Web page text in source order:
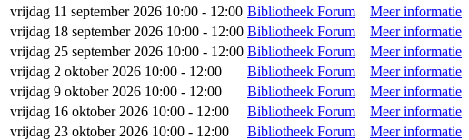
vrijdag 11 september 2026 10:00 - 12:00 Bibliotheek Forum
Meer informatie
vrijdag 18 september 2026 10:00 - 12:00 Bibliotheek Forum
Meer informatie
vrijdag 25 september 2026 10:00 - 12:00 Bibliotheek Forum
Meer informatie
vrijdag 2 oktober 2026 10:00 - 12:00
Bibliotheek Forum
Meer informatie
vrijdag 9 oktober 2026 10:00 - 12:00
Bibliotheek Forum
Meer informatie
vrijdag 16 oktober 2026 10:00 - 12:00
Bibliotheek Forum
Meer informatie
vrijdag 23 oktober 2026 10:00 - 12:00
Bibliotheek Forum
Meer informatie